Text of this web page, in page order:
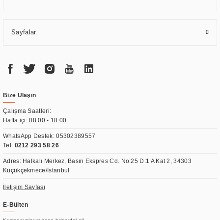
Sayfalar
Bize Ulaşın
Çalışma Saatleri:
Hafta içi: 08:00 - 18:00
WhatsApp Destek:05302389557
Tel: 0212 293 58 26
Adres: Halkalı Merkez, Basın Ekspres Cd. No:25 D:1 A Kat 2, 34303
Küçükçekmece/İstanbul
İletişim Sayfası
E-Bülten